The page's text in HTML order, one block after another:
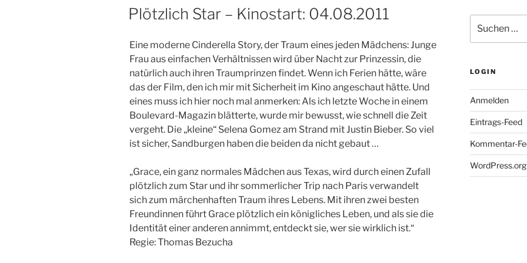
AM
Plötzlich Star – Kinostart: 04.08.2011
Eine moderne Cinderella Story, der Traum eines jeden Mädchens: Junge
Frau aus einfachen Verhältnissen wird über Nacht zur Prinzessin, die
natürlich auch ihren Traumprinzen findet. Wenn ich Ferien hätte, wäre
das der Film, den ich mir mit Sicherheit im Kino angeschaut hätte. Und
eines muss ich hier noch mal anmerken: Als ich letzte Woche in einem
Boulevard-Magazin blätterte, wurde mir bewusst, wie schnell die Zeit
vergeht. Die „kleine“ Selena Gomez am Strand mit Justin Bieber. So viel
ist sicher, Sandburgen haben die beiden da nicht gebaut …
„Grace, ein ganz normales Mädchen aus Texas, wird durch einen Zufall
plötzlich zum Star und ihr sommerlicher Trip nach Paris verwandelt
sich zum märchenhaften Traum ihres Lebens. Mit ihren zwei besten
Freundinnen führt Grace plötzlich ein königliches Leben, und als sie die
Identität einer anderen annimmt, entdeckt sie, wer sie wirklich ist.“
Regie: Thomas Bezucha
nach:
LOGIN
Anmelden
Eintrags-Feed
Kommentar-
WordPress.org